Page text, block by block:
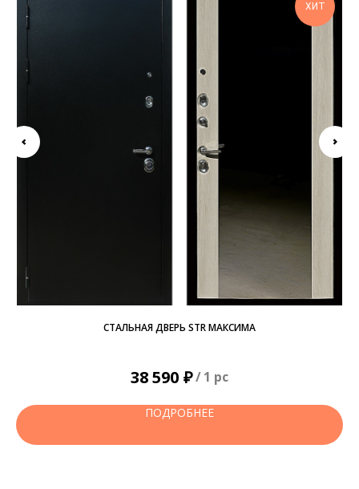
ХИТ
СТАЛЬНАЯ ДВЕРЬ STR МАКСИМА
38 590 ₽/1 pc
ПОДРОБНЕЕ